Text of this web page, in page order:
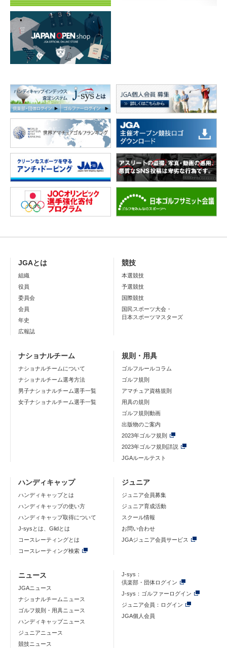
JGAとは
組織
役員
委員会
会員
年史
広報誌
競技
本選競技
予選競技
国際競技
国民スポーツ大会・
日本スポーツマスターズ
ナショナルチーム
ナショナルチームについて
ナショナルチーム選考方法
男子ナショナルチーム選手一覧
女子ナショナルチーム選手一覧
規則・用具
ゴルフルールコラム
ゴルフ規則
アマチュア資格規則
用具の規則
ゴルフ規則動画
出版物のご案内
2023年ゴルフ規則
2023年ゴルフ規則詳説
JGAルールテスト
ハンディキャップ
ハンディキャップとは
ハンディキャップの使い方
ハンディキャップ取得について
J-sysとは、Glidとは
コースレーティングとは
コースレーティング検索
ジュニア
ジュニア会員募集
ジュニア育成活動
スクール情報
お問い合わせ
JGAジュニア会員サービス
ニュース
JGAニュース
ナショナルチームニュース
ゴルフ規則・用具ニュース
ハンディキャップニュース
ジュニアニュース
競技ニュース
J-sys：
倶楽部・団体ログイン
J-sys：ゴルファーログイン
ジュニア会員：ログイン
JGA個人会員